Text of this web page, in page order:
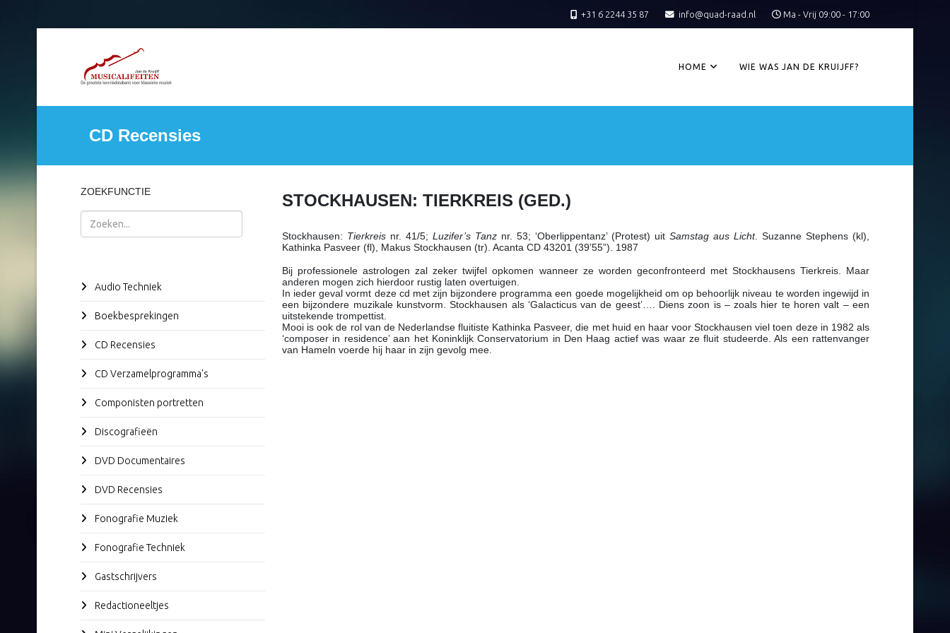
+31 6 2244 35 87 info@quad-raad.nl Ma - Vrij 09:00 - 17:00
HOME WIE WAS JAN DE KRUIJFF?
CD Recensies
ZOEKFUNCTIE
Zoeken
Audio Techniek
Boekbesprekingen
CD Recensies
CD Verzamelprogramma's
Componisten portretten
Discografieën
DVD Documentaires
DVD Recensies
Fonografie Muziek
Fonografie Techniek
Gastschrijvers
Redactioneeltjes
STOCKHAUSEN: TIERKREIS (GED.)
Stockhausen: Tierkreis nr. 41/5; Luzifer’s Tanz nr. 53; ‘Oberlippentanz’ (Protest) uit Samstag aus Licht. Suzanne Stephens (kl),
Kathinka Pasveer (fl), Makus Stockhausen (tr). Acanta CD 43201 (39’55”). 1987
Bij professionele astrologen zal zeker twijfel opkomen wanneer ze worden geconfronteerd met Stockhausens Tierkreis. Maar
anderen mogen zich hierdoor rustig laten overtuigen.
In ieder geval vormt deze cd met zijn bijzondere programma een goede mogelijkheid om op behoorlijk niveau te worden ingewijd in
een bijzondere muzikale kunstvorm. Stockhausen als ‘Galacticus van de geest’…. Diens zoon is – zoals hier te horen valt – een
uitstekende trompettist.
Mooi is ook de rol van de Nederlandse fluitiste Kathinka Pasveer, die met huid en haar voor Stockhausen viel toen deze in 1982 als
‘composer in residence’ aan het Koninklijk Conservatorium in Den Haag actief was waar ze fluit studeerde. Als een rattenvanger
van Hameln voerde hij haar in zijn gevolg mee.